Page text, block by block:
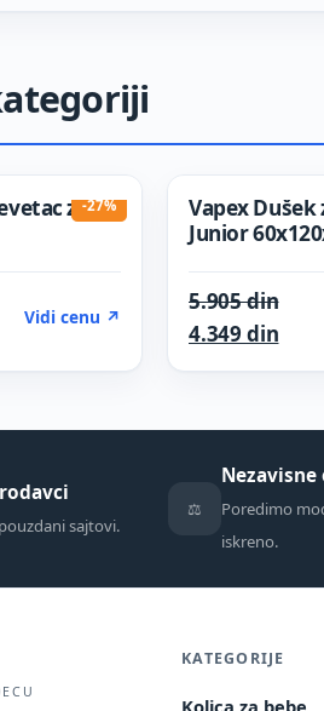
-27%
za
price was: 35.459 din.
price is: 25.999 din.
Vidi cenu ↗
Vapex Dušek
Junior
5.905din
4.349 din
sajtovi.
⚖️
Nezavisne
Poredimo
iskreno.
KATEGORIJE